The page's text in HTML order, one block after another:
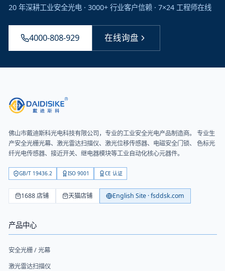
20 年深耕工业安全光电 · 3000+ 行业客户信赖 · 7×24 工程师在线
4000-808-929 在线询盘
佛山市戴迪斯科光电科技有限公司，专业的工业安全光电产品制造商。 专业生
产安全光栅光幕、激光雷达扫描仪、激光位移传感器、电磁安全门锁、 色标光
纤光电传感器、接近开关、继电器模块等工业自动化核心元器件。
GB/T 19436.2 ISO 9001 CE 认证
1688 店铺 天猫店铺 English Site · fsddsk.com
产品中心
安全光栅 / 光幕
激光雷达扫描仪